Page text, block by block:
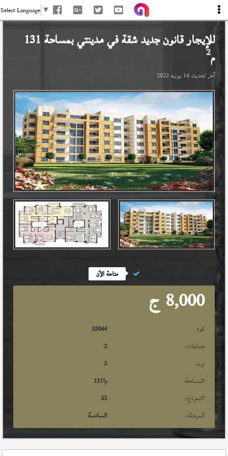
Select Language ▼
للإيجار قانون جديد شقة فيمدينتي بمساحة 131
م2
آخر تحديث14 يونيه 2023
متاحة الآن
8,000 ج
كود
35044
حمامات:
2
نوم:
3
المساحة:
131 م²
النموذج:
33
المرحلة:
السادسة